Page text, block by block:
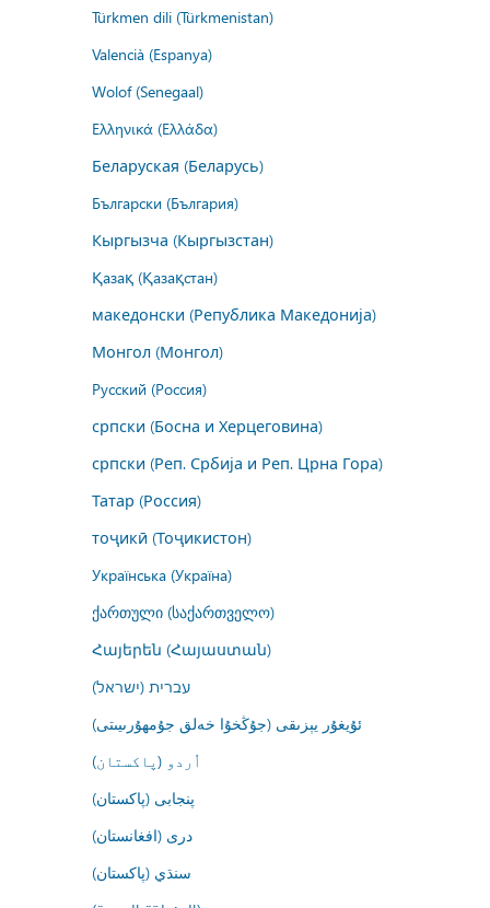
Türkmen dili (Türkmenistan)
Valencià (Espanya)
Wolof (Senegaal)
Ελληνικά (Ελλάδα)
Беларуская (Беларусь)
Български (България)
Кыргызча (Кыргызстан)
Қазақ (Қазақстан)
македонски (Република Македонија)
Монгол (Монгол)
Русский (Россия)
српски (Босна и Херцеговина)
српски (Реп. Србија и Реп. Црна Гора)
Татар (Россия)
тоҷикӣ (Тоҷикистон)
Українська (Україна)
ქართული (საქართველო)
Հայերեն (Հայաստան)
עברית (ישראל)
ئۇيغۇر يېزىقى (جۇڭخۇا خەلق جۇمھۇرىيىتى)
اُردو (پاکستان)
پنجابی (پاکستان)
درى (افغانستان)
سنڌي (پاکستان)